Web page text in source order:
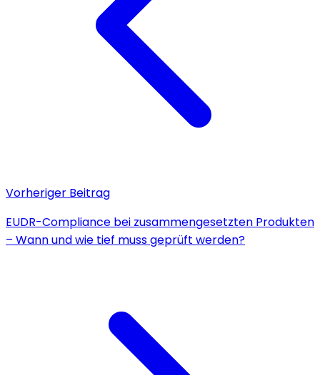
Vorheriger Beitrag
EUDR-Compliance bei zusammengesetzten Produkten
– Wann und wie tief muss geprüft werden?